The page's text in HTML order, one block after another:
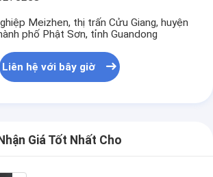
Meizhen, thị trấn Cửu Giang, huyện
phố Phật Sơn, tỉnh Guandong
Liên hệ với bây giờ
Nhận Giá Tốt Nhất Cho